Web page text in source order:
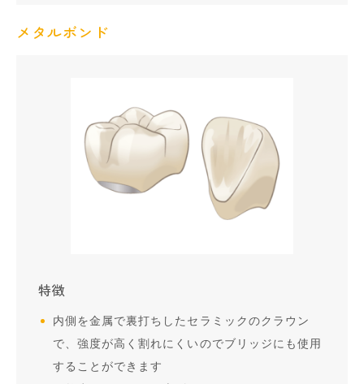
メタルボンド
特徴
内側を金属で裏打ちしたセラミックのクラウン
で、強度が高く割れにくいのでブリッジにも使用
することができます